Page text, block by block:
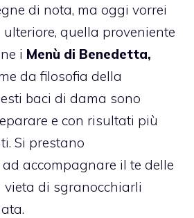
di nota, ma oggi vorrei
quella proveniente
i Menù di Benedetta,
da filosofia della
baci di dama sono
e con risultati più
Si prestano
accompagnare il te delle
di sgranocchiarli